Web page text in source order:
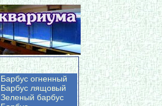
Барбус огненный
Барбус лящовый
Зеленый барбус